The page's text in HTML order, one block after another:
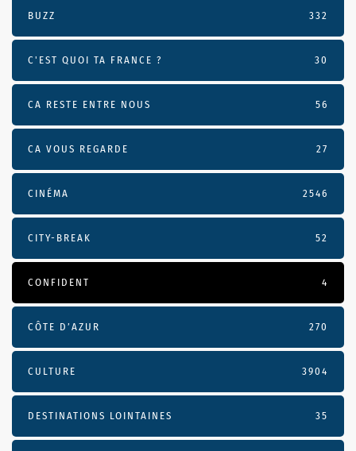
BUZZ 332
C'EST QUOI TA FRANCE ? 30
CA RESTE ENTRE NOUS 56
CA VOUS REGARDE 27
CINÉMA 2546
CITY-BREAK 52
CONFIDENT 4
CÔTE D’AZUR 270
CULTURE 3904
DESTINATIONS LOINTAINES 35